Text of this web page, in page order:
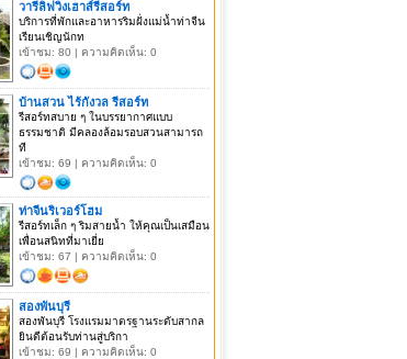
วารีลิฟวิ่งเฮาส์รีสอร์ท
บริการที่พักและอาหารริมฝั่งแม่น้ำท่าจีน
เรียนเชิญนักท
เข้าชม: 80 | ความคิดเห็น: 0
บ้านสวน ไร้กังวล รีสอร์ท
รีสอร์ทสบาย ๆ ในบรรยากาศแบบ
ธรรมชาติ มีคลองล้อมรอบสวนสามารถ
ที
เข้าชม: 69 | ความคิดเห็น: 0
ท่าจีนริเวอร์โฮม
รีสอร์ทเล็ก ๆ ริมสายน้ำ ให้คุณเป็นเสมือน
เพื่อนสนิทที่มาเยี่ย
เข้าชม: 67 | ความคิดเห็น: 0
สองพันบุรี
สองพันบุรี โรงแรมมาตรฐานระดับสากล
ยินดีต้อนรับท่านสู่บริกา
เข้าชม: 69 | ความคิดเห็น: 0